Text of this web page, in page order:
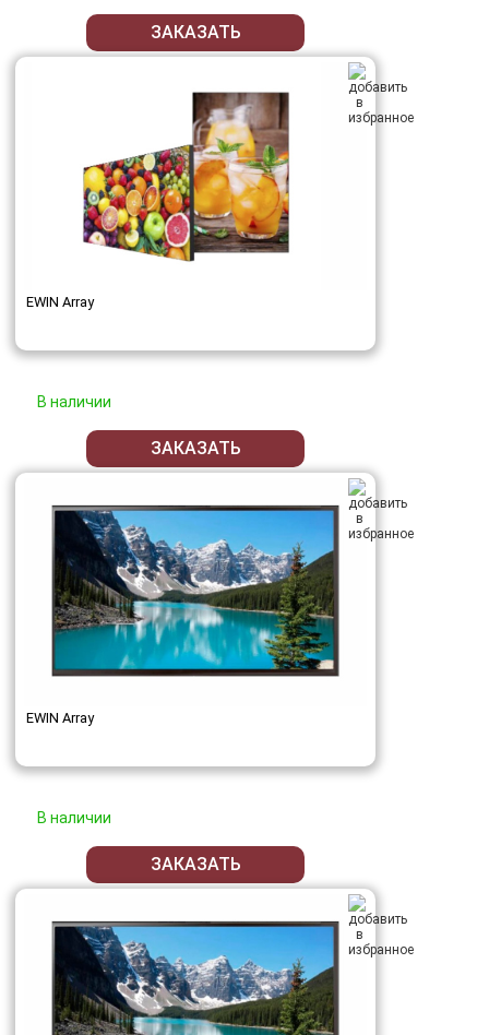
ЗАКАЗАТЬ
EWIN Array
В наличии
ЗАКАЗАТЬ
EWIN Array
В наличии
ЗАКАЗАТЬ